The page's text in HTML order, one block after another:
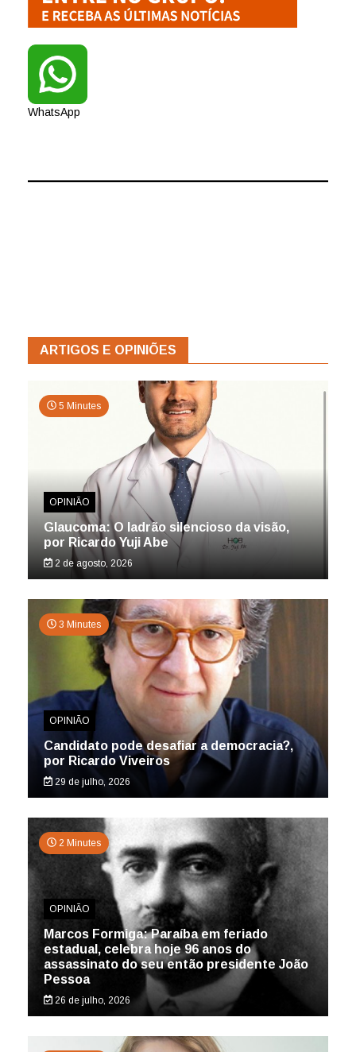
WhatsApp
ARTIGOS E OPINIÕES
5 Minutes
OPINIÃO
Glaucoma: O ladrão silencioso da visão,
por Ricardo Yuji Abe
2 de agosto, 2026
3 Minutes
OPINIÃO
Candidato pode desafiar a democracia?,
por Ricardo Viveiros
29 de julho, 2026
2 Minutes
OPINIÃO
Marcos Formiga: Paraíba em feriado
estadual, celebra hoje 96 anos do
assassinato do seu então presidente João
Pessoa
26 de julho, 2026